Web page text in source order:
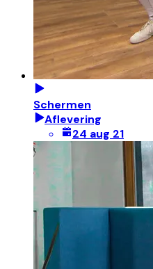
Schermen
Aflevering
24 aug 21